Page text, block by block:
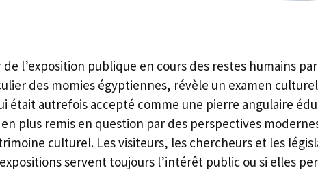
l’exposition publique en cours des restes humains
des momies égyptiennes, révèle un examen
était autrefois accepté comme une pierre angulaire
plus remis en question par des perspectives
culturel. Les visiteurs, les chercheurs et les
servent toujours l’intérêt public ou si elles